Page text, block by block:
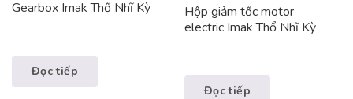
Gearbox Imak Thổ Nhĩ Kỳ
Đọc tiếp
Hộp giảm tốc motor
electric Imak Thổ Nhĩ Kỳ
Đọc tiếp